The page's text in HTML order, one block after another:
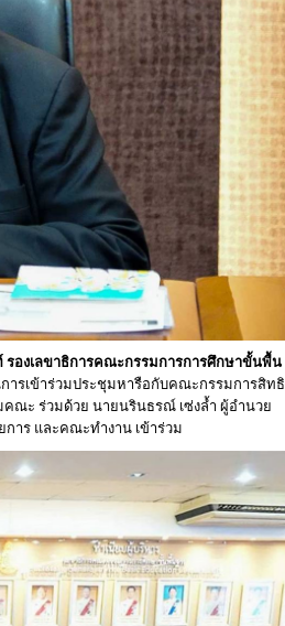
รองเลขาธิการคณะกรรมการการศึกษาขั้นพื้น
ารเข้าร่วมประชุมหารือกับคณะกรรมการสิทธิ
ะ ร่วมด้วย นายนรินธรณ์ เซ่งล้ำ ผู้อำนวย
าร และคณะทำงาน เข้าร่วม